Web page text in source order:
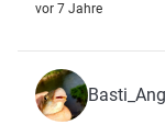
vor 7 Jahre